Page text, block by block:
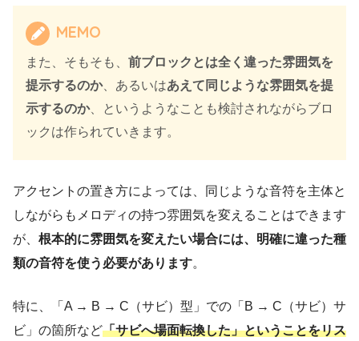
MEMO
また、そもそも、 前ブロックとは全く違った雰囲気を
提示するのか、あるいはあえて同じような雰囲気を提
示するのか、というようなことも検討されながらブロ
ックは作られていきます。
アクセントの置き方によっては、同じような音符を主体と
しながらもメロディの持つ雰囲気を変えることはできます
が、 根本的に雰囲気を変えたい場合には、明確に違った種
類の音符を使う必要があります。
特に、「A → B → C（サビ）型」での「B → C（サビ）サ
ビ」の箇所など「サビへ場面転換した」ということをリス